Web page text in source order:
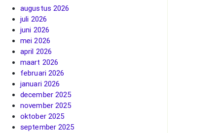
augustus 2026
juli 2026
juni 2026
mei 2026
april 2026
maart 2026
februari 2026
januari 2026
december 2025
november 2025
oktober 2025
september 2025